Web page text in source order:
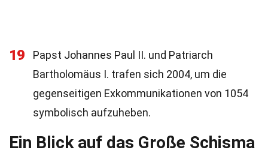
19
Papst Johannes Paul II. und Patriarch
Bartholomäus I. trafen sich 2004, um die
gegenseitigen Exkommunikationen von 1054
symbolisch aufzuheben.
Ein Blick auf das Große Schisma